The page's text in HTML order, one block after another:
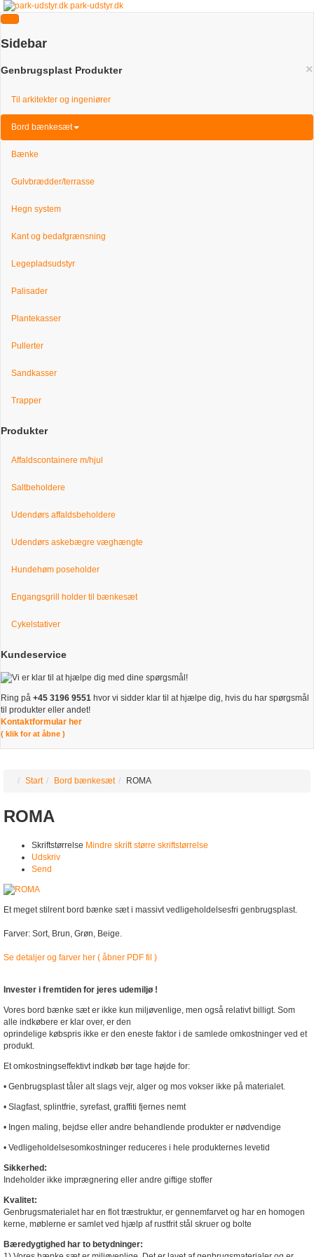
park-udstyr.dk
Sidebar
×
Genbrugsplast Produkter
Til arkitekter og ingeniører
Bord bænkesæt
Bænke
Gulvbrædder/terrasse
Hegn system
Kant og bedafgrænsning
Legepladsudstyr
Palisader
Plantekasser
Pullerter
Sandkasser
Trapper
Produkter
Affaldscontainere m/hjul
Saltbeholdere
Udendørs affaldsbeholdere
Udendørs askebægre væghængte
Hundehøm poseholder
Engangsgrill holder til bænkesæt
Cykelstativer
Kundeservice
Ring på +45 3196 9551 hvor vi sidder klar til at hjælpe dig, hvis du har spørgsmål
til produkter eller andet!
Kontaktformular her
( klik for at åbne )
Start Bord bænkesæt ROMA
ROMA
Skriftstørrelse Mindre skrift større skriftstørrelse
Udskriv
Send
Et meget stilrent bord bænke sæt i massivt vedligeholdelsesfri genbrugsplast.
Farver: Sort, Brun, Grøn, Beige.
Se detaljer og farver her ( åbner PDF fil )
Invester i fremtiden for jeres udemiljø !
Vores bord bænke sæt er ikke kun miljøvenlige, men også relativt billigt. Som
alle indkøbere er klar over, er den
oprindelige købspris ikke er den eneste faktor i de samlede omkostninger ved et
produkt.
Et omkostningseffektivt indkøb bør tage højde for:
• Genbrugsplast tåler alt slags vejr, alger og mos vokser ikke på materialet.
• Slagfast, splintfrie, syrefast, graffiti fjernes nemt
• Ingen maling, bejdse eller andre behandlende produkter er nødvendige
• Vedligeholdelsesomkostninger reduceres i hele produkternes levetid
Sikkerhed:
Indeholder ikke imprægnering eller andre giftige stoffer
Kvalitet:
Genbrugsmaterialet har en flot træstruktur, er gennemfarvet og har en homogen
kerne, møblerne er samlet ved hjælp af rustfrit stål skruer og bolte
Bæredygtighed har to betydninger: